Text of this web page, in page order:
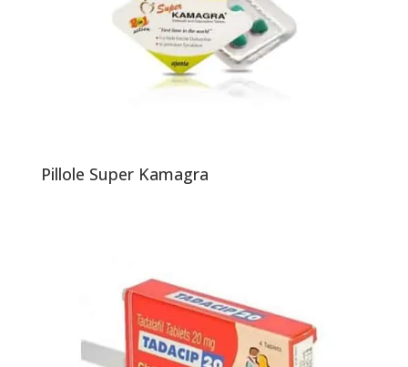
Pillole Super Kamagra